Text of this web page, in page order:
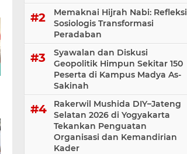
Memaknai Hijrah Nabi: Refleksi
Sosiologis Transformasi
Peradaban
Syawalan dan Diskusi
Geopolitik Himpun Sekitar 150
Peserta di Kampus Madya As-
Sakinah
Rakerwil Mushida DIY–Jateng
Selatan 2026 di Yogyakarta
Tekankan Penguatan
Organisasi dan Kemandirian
Kader